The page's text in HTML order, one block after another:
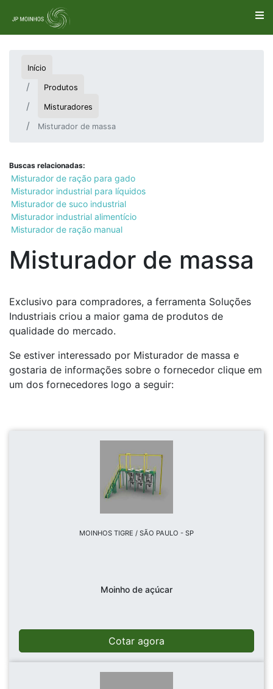
Início
Produtos
Misturadores
Misturador de massa
Buscas relacionadas:
Misturador de ração para gado
Misturador industrial para líquidos
Misturador de suco industrial
Misturador industrial alimentício
Misturador de ração manual
Misturador de massa
Exclusivo para compradores, a ferramenta Soluções
Industriais criou a maior gama de produtos de
qualidade do mercado.
Se estiver interessado por Misturador de massa e
gostaria de informações sobre o fornecedor clique em
um dos fornecedores logo a seguir:
MOINHOS TIGRE / SÃO PAULO - SP
Moinho de açúcar
Cotar agora